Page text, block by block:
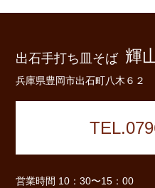
出石手打ち皿そば 輝
兵庫県豊岡市出石町八木６２
営業時間 10：30〜15：00